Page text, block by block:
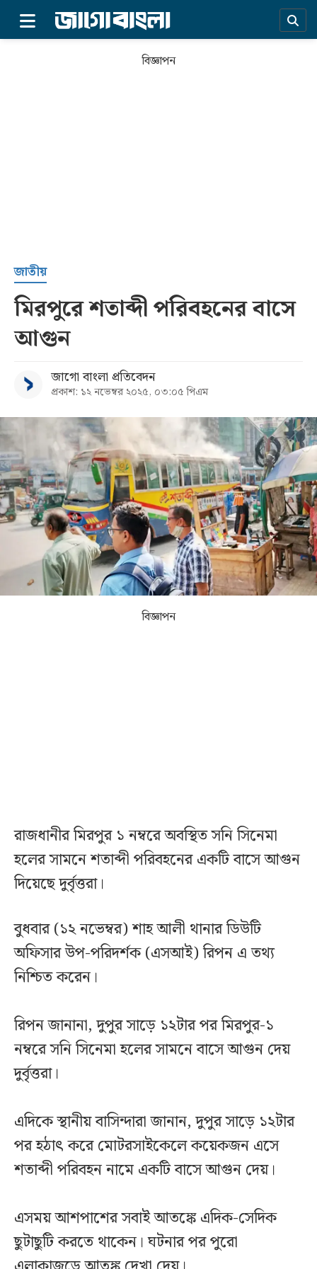
সর্বশেষ
বিভাগ
আর্কাইভ
কনভার্টার
বিজ্ঞাপন
জাতীয়
মিরপুরে শতাব্দী পরিবহনের বাসে
আগুন
জাগো বাংলা প্রতিবেদন
প্রকাশ: ১২ নভেম্বর ২০২৫, ০৩:০৫ পিএম
বিজ্ঞাপন
রাজধানীর মিরপুর ১ নম্বরে অবস্থিত সনি সিনেমা
হলের সামনে শতাব্দী পরিবহনের একটি বাসে আগুন
দিয়েছে দুর্বৃত্তরা।
বুধবার (১২ নভেম্বর) শাহ আলী থানার ডিউটি
অফিসার উপ-পরিদর্শক (এসআই) রিপন এ তথ্য
নিশ্চিত করেন।
রিপন জানানা, দুপুর সাড়ে ১২টার পর মিরপুর-১
নম্বরে সনি সিনেমা হলের সামনে বাসে আগুন দেয়
দুর্বৃত্তরা।
এদিকে ‎স্থানীয় বাসিন্দারা জানান, দুপুর সাড়ে ১২টার
পর হঠাৎ করে মোটরসাইকেলে কয়েকজন এসে
শতাব্দী পরিবহন নামে একটি বাসে আগুন দেয়।
এসময় আশপাশের সবাই আতঙ্কে এদিক-সেদিক
ছুটাছুটি করতে থাকেন। ঘটনার পর পুরো